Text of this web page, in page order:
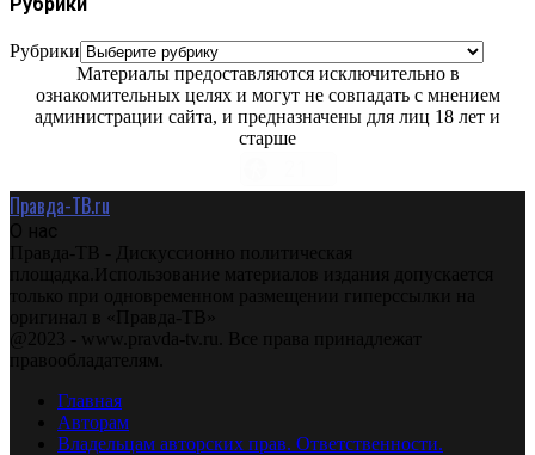
Рубрики
Материалы предоставляются исключительно в
ознакомительных целях и могут не совпадать с мнением
администрации сайта, и предназначены для лиц 18 лет и
старше
Правда-ТВ.ru
О нас
Правда-ТВ - Дискуссионно политическая
площадка.Использование материалов издания допускается
только при одновременном размещении гиперссылки на
оригинал в «Правда-ТВ»
@2023 - www.pravda-tv.ru. Все права принадлежат
правообладателям.
Главная
Авторам
Владельцам авторских прав. Ответственности.